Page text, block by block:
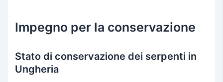
Impegno per la conservazione
Stato di conservazione dei serpenti in
Ungheria